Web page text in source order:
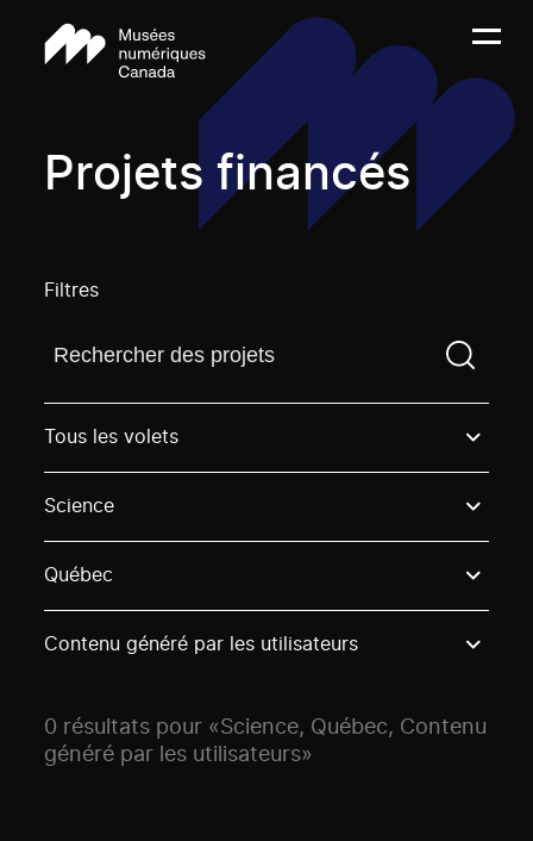
Projets financés
Filtres
Trouvez un projetVous devez saisir un terme de
Tous les volets
Science
Québec
Contenu généré par les utilisateurs
0 résultats pour «Science, Québec, Contenu
généré par les utilisateurs»